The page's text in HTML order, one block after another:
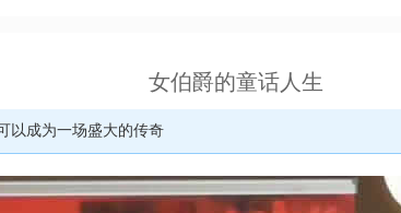
女伯爵的童话人生
以成为一场盛大的传奇